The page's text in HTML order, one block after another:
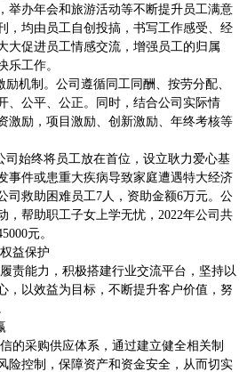
举办年会和旅游活动等不断提升员工满意
，均由员工自创投搞，书写工作感受、经
大促进员工情感交流，增强员工的归属
乐工作。
机制。公司遵循同工同酬、按劳分配、
、公平、公正。同时，结合公司实际情
激励，项目激励、创新激励、年终考核等
司始终将员工放在首位，设立耿力爱心基
事件或患重大疾病导致家庭遭遇特大经济
司救助困难员工7人，资助金额6万元。公
，帮助职工子女上学无忧，2022年公司共
元。
益保护
责能力，积极搭建行业交流平台，坚持以
，以效益为目标，不断提升客户价值，努
的采购供应体系，通过建立健全相关制
险控制，保障资产和资金安全，从而切实